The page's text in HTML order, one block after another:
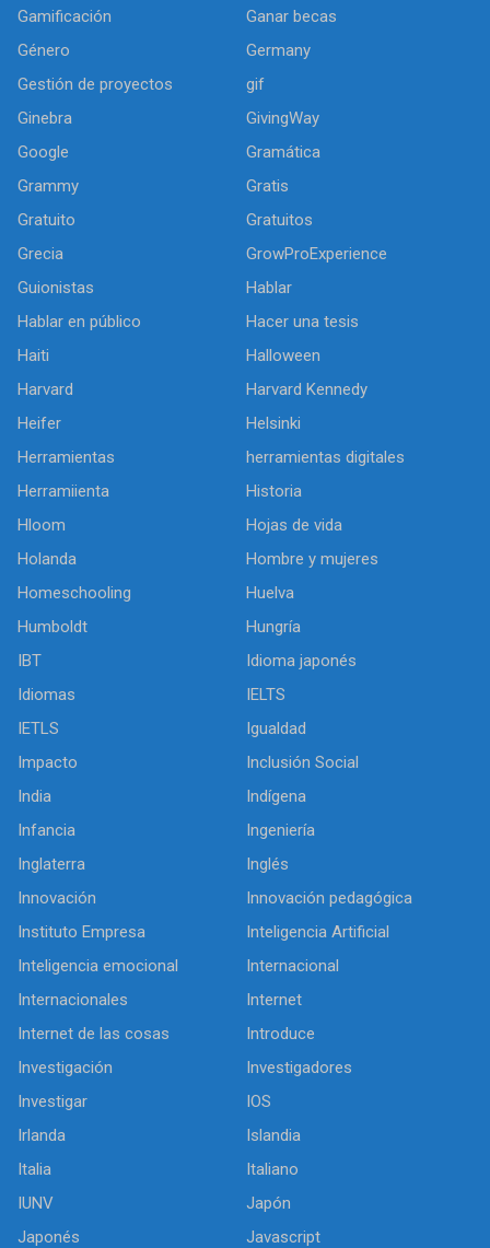
Gamificación
Ganar becas
Género
Germany
Gestión de proyectos
gif
Ginebra
GivingWay
Google
Gramática
Grammy
Gratis
Gratuito
Gratuitos
Grecia
GrowProExperience
Guionistas
Hablar
Hablar en público
Hacer una tesis
Haiti
Halloween
Harvard
Harvard Kennedy
Heifer
Helsinki
Herramientas
herramientas digitales
Herramiienta
Historia
Hloom
Hojas de vida
Holanda
Hombre y mujeres
Homeschooling
Huelva
Humboldt
Hungría
IBT
Idioma japonés
Idiomas
IELTS
IETLS
Igualdad
Impacto
Inclusión Social
India
Indígena
Infancia
Ingeniería
Inglaterra
Inglés
Innovación
Innovación pedagógica
Instituto Empresa
Inteligencia Artificial
Inteligencia emocional
Internacional
Internacionales
Internet
Internet de las cosas
Introduce
Investigación
Investigadores
Investigar
IOS
Irlanda
Islandia
Italia
Italiano
IUNV
Japón
Japonés
Javascript